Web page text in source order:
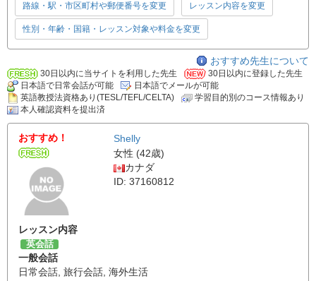
路線・駅・市区町村や郵便番号を変更 レッスン内容を変更
性別・年齢・国籍・レッスン対象や料金を変更
おすすめ先生について
30日以内に当サイトを利用した先生
30日以内に登録した先生
日本語で日常会話が可能
日本語でメールが可能
英語教授法資格あり(TESL/TEFL/CELTA)
学習目的別のコース情報あり
本人確認資料を提出済
おすすめ！
Shelly
女性 (42歳)
カナダ
ID: 37160812
レッスン内容
英会話
一般会話
日常会話, 旅行会話, 海外生活